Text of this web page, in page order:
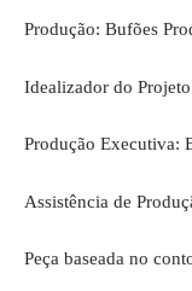
Produção: Bufões
Idealizador do
Produção Executiva:
Assistência de
Peça baseada no